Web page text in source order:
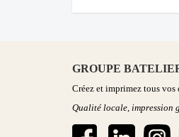
GROUPE
Créez et imprimez tous vos
Qualité locale, impression